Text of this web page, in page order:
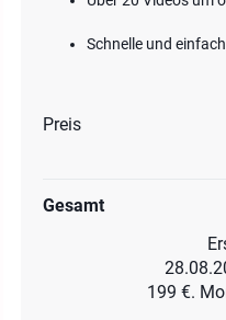
Schnelle und
Preis
Gesamt
199 €.